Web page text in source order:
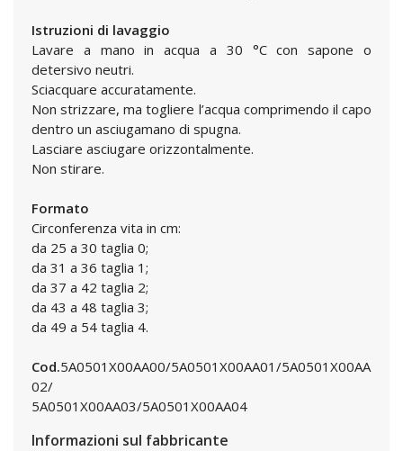
Istruzioni di lavaggio
Lavare a mano in acqua a 30 °C con sapone o
detersivo neutri.
Sciacquare accuratamente.
Non strizzare, ma togliere l’acqua comprimendo il capo
dentro un asciugamano di spugna.
Lasciare asciugare orizzontalmente.
Non stirare.
Formato
Circonferenza vita in cm:
da 25 a 30 taglia 0;
da 31 a 36 taglia 1;
da 37 a 42 taglia 2;
da 43 a 48 taglia 3;
da 49 a 54 taglia 4.
Cod.5A0501X00AA00/5A0501X00AA01/5A0501X00AA
02/
5A0501X00AA03/5A0501X00AA04
Informazioni sul fabbricante